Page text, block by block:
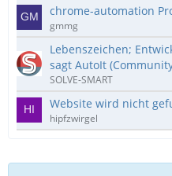
chrome-automation
gmmg
Lebenszeichen;
sagt AutoIt
SOLVE-SMART
Website wird nicht
hipfzwirgel